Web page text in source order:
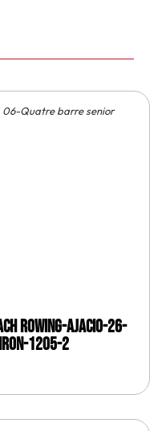
06-Quatre barre senior
rowing-Ajacio-26-
1205-2